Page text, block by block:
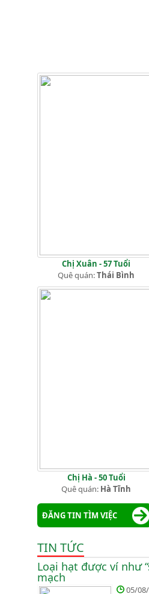
Chị Xuân - 57 Tuổi
Quê quán:Thái Bình
Chị Hà - 50 Tuổi
Quê quán: Hà Tĩnh
ĐĂNG TIN TÌM VIỆC
TIN TỨC
Loại hạt được ví như
mạch
05/